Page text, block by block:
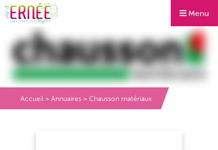
Menu
Accueil > Annuaires > Chausson matériaux